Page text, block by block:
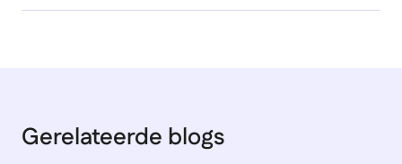
Gerelateerde blogs